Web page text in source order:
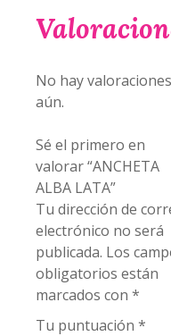
No hay valoraciones
aún.
Sé el primero en
valorar “ANCHETA
ALBA LATA”
Tu dirección de
electrónico no será
publicada. Los
obligatorios están
marcados con *
Tu puntuación *